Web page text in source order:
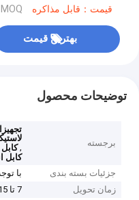
قیمت：قابل مذاکره MOQ：هزار متر
بهترین قیمت
توضیحات محصول
برجسته
,
کابل
جزئیات بسته بندی
با
زمان تحویل
7 تا 15 روز